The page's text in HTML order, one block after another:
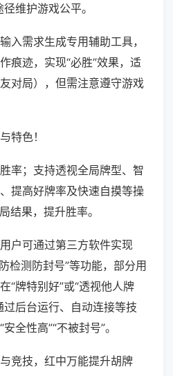
维护游戏公平。
入需求生成专用辅助工具，
痕迹，实现“必胜”效果，适
对局），但需注意遵守游戏
特色！
率；支持透视全局牌型、智
提高好牌率及快速自摸等操
结果，提升胜率。
户可通过第三方软件实现
检测防封号”等功能，部分用
“牌特别好”或“透视他人牌
过后台运行、自动连接等技
全性高”“不被封号”。
竞技，红中万能提升胡牌